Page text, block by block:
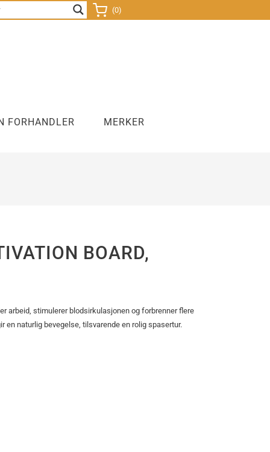
(0)
FORHANDLER MERKER
BOARD,
arbeid, stimulerer blodsirkulasjonen og forbrenner flere
en naturlig bevegelse, tilsvarende en rolig spasertur.